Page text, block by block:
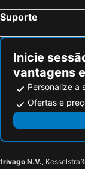
Châteaubriant, bed
Rimou, bed and
Suporte
Inicie
vantagens
Personalize a
Ofertas e
trivago N.V.,